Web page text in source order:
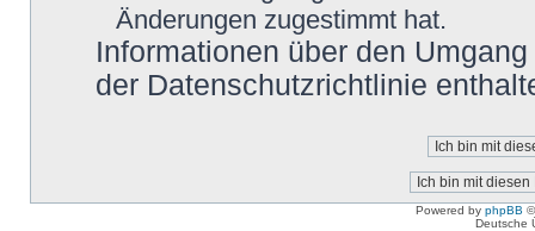
Änderungen zugestimmt hat.
Informationen über den
der Datenschutzrichtlinie
Powered by phpBB
Deutsche